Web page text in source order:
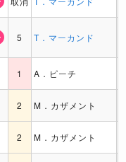
5 T．マーカンド
1 A．ピーチ
2 M．カザメント
2 M．カザメント